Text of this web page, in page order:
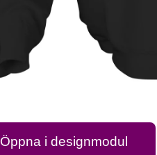
Öppna i designmodul